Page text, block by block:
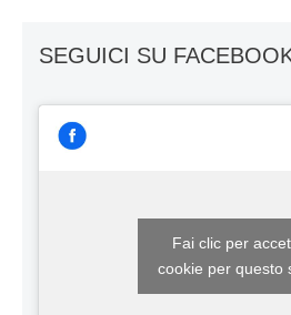
SEGUICI SU
Fai clic per
cookie per questo